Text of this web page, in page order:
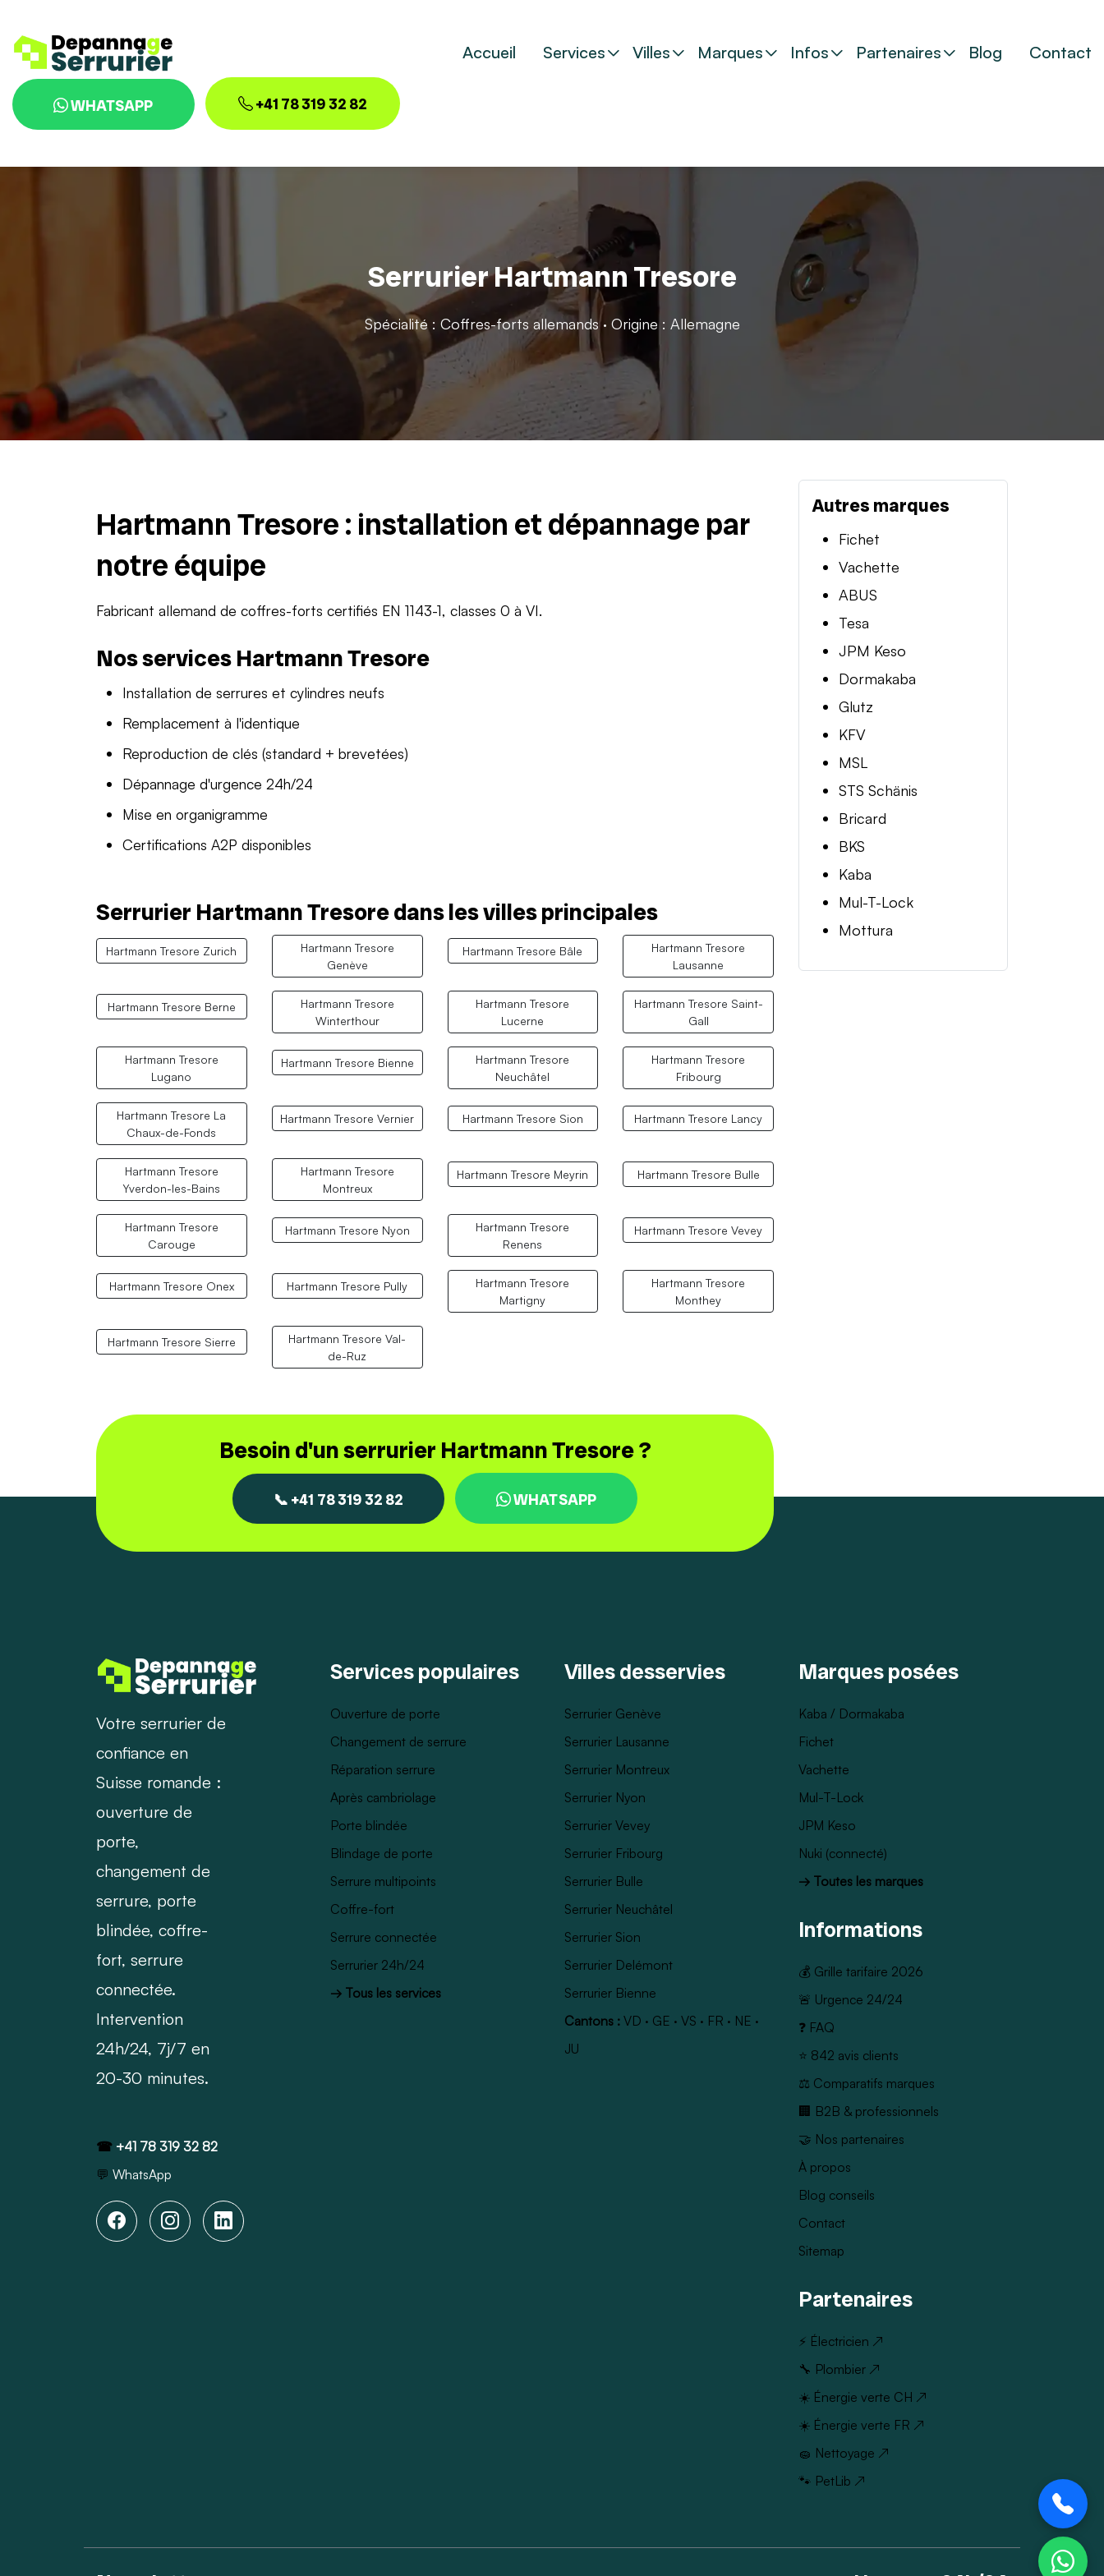
Accueil Services Villes Marques Infos Partenaires Blog Contact
WHATSAPP +41 78 319 32 82
Serrurier Hartmann Tresore
Spécialité : Coffres-forts allemands · Origine : Allemagne
Hartmann Tresore : installation et dépannage par
notre équipe
Fabricant allemand de coffres-forts certifiés EN 1143-1, classes 0 à VI.
Nos services Hartmann Tresore
Installation de serrures et cylindres neufs
Remplacement à l'identique
Reproduction de clés (standard + brevetées)
Dépannage d'urgence 24h/24
Mise en organigramme
Certifications A2P disponibles
Serrurier Hartmann Tresore dans les villes principales
Hartmann Tresore Zurich
Hartmann Tresore
Genève
Hartmann Tresore Bâle
Hartmann Tresore
Lausanne
Hartmann Tresore Berne
Hartmann Tresore
Winterthour
Hartmann Tresore
Lucerne
Hartmann Tresore Saint-
Gall
Hartmann Tresore
Lugano
Hartmann Tresore Bienne
Hartmann Tresore
Neuchâtel
Hartmann Tresore
Fribourg
Hartmann Tresore La
Chaux-de-Fonds
Hartmann Tresore Vernier Hartmann Tresore Sion Hartmann Tresore Lancy
Hartmann Tresore
Yverdon-les-Bains
Hartmann Tresore
Montreux
Hartmann Tresore Meyrin Hartmann Tresore Bulle
Hartmann Tresore
Carouge
Hartmann Tresore Nyon
Hartmann Tresore
Renens
Hartmann Tresore Vevey
Hartmann Tresore Onex Hartmann Tresore Pully
Hartmann Tresore
Martigny
Hartmann Tresore
Monthey
Hartmann Tresore Sierre
Hartmann Tresore Val-
de-Ruz
Besoin d'un serrurier Hartmann Tresore ?
📞 +41 78 319 32 82 WHATSAPP
Autres marques
Fichet
Vachette
ABUS
Tesa
JPM Keso
Dormakaba
Glutz
KFV
MSL
STS Schänis
Bricard
BKS
Kaba
Mul-T-Lock
Mottura
Votre serrurier de
confiance en
Suisse romande :
ouverture de
porte,
changement de
serrure, porte
blindée, coffre-
fort, serrure
connectée.
Intervention
24h/24, 7j/7 en
20-30 minutes.
☎ +41 78 319 32 82
💬 WhatsApp
Services populaires
Ouverture de porte
Changement de serrure
Réparation serrure
Après cambriolage
Porte blindée
Blindage de porte
Serrure multipoints
Coffre-fort
Serrure connectée
Serrurier 24h/24
→ Tous les services
Villes desservies
Serrurier Genève
Serrurier Lausanne
Serrurier Montreux
Serrurier Nyon
Serrurier Vevey
Serrurier Fribourg
Serrurier Bulle
Serrurier Neuchâtel
Serrurier Sion
Serrurier Delémont
Serrurier Bienne
Cantons : VD · GE · VS · FR · NE ·
JU
Marques posées
Kaba / Dormakaba
Fichet
Vachette
Mul-T-Lock
JPM Keso
Nuki (connecté)
→ Toutes les marques
Informations
💰 Grille tarifaire 2026
🚨 Urgence 24/24
❓ FAQ
⭐ 842 avis clients
⚖️ Comparatifs marques
🏢 B2B & professionnels
🤝 Nos partenaires
À propos
Blog conseils
Contact
Sitemap
Partenaires
⚡ Électricien ↗
🔧 Plombier ↗
☀️ Énergie verte CH ↗
☀️ Énergie verte FR ↗
🧽 Nettoyage ↗
🐾 PetLib ↗